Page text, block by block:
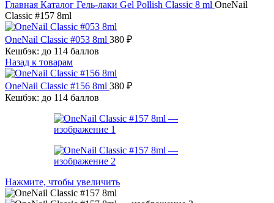
Главная Каталог Гель-лаки Gel Pollish Classic 8 ml OneNail
Classic #157 8ml
OneNail Classic #053 8ml 380 ₽
Кешбэк: до 114 баллов
Назад к товарам
OneNail Classic #156 8ml 380 ₽
Кешбэк: до 114 баллов
Нажмите, чтобы увеличить